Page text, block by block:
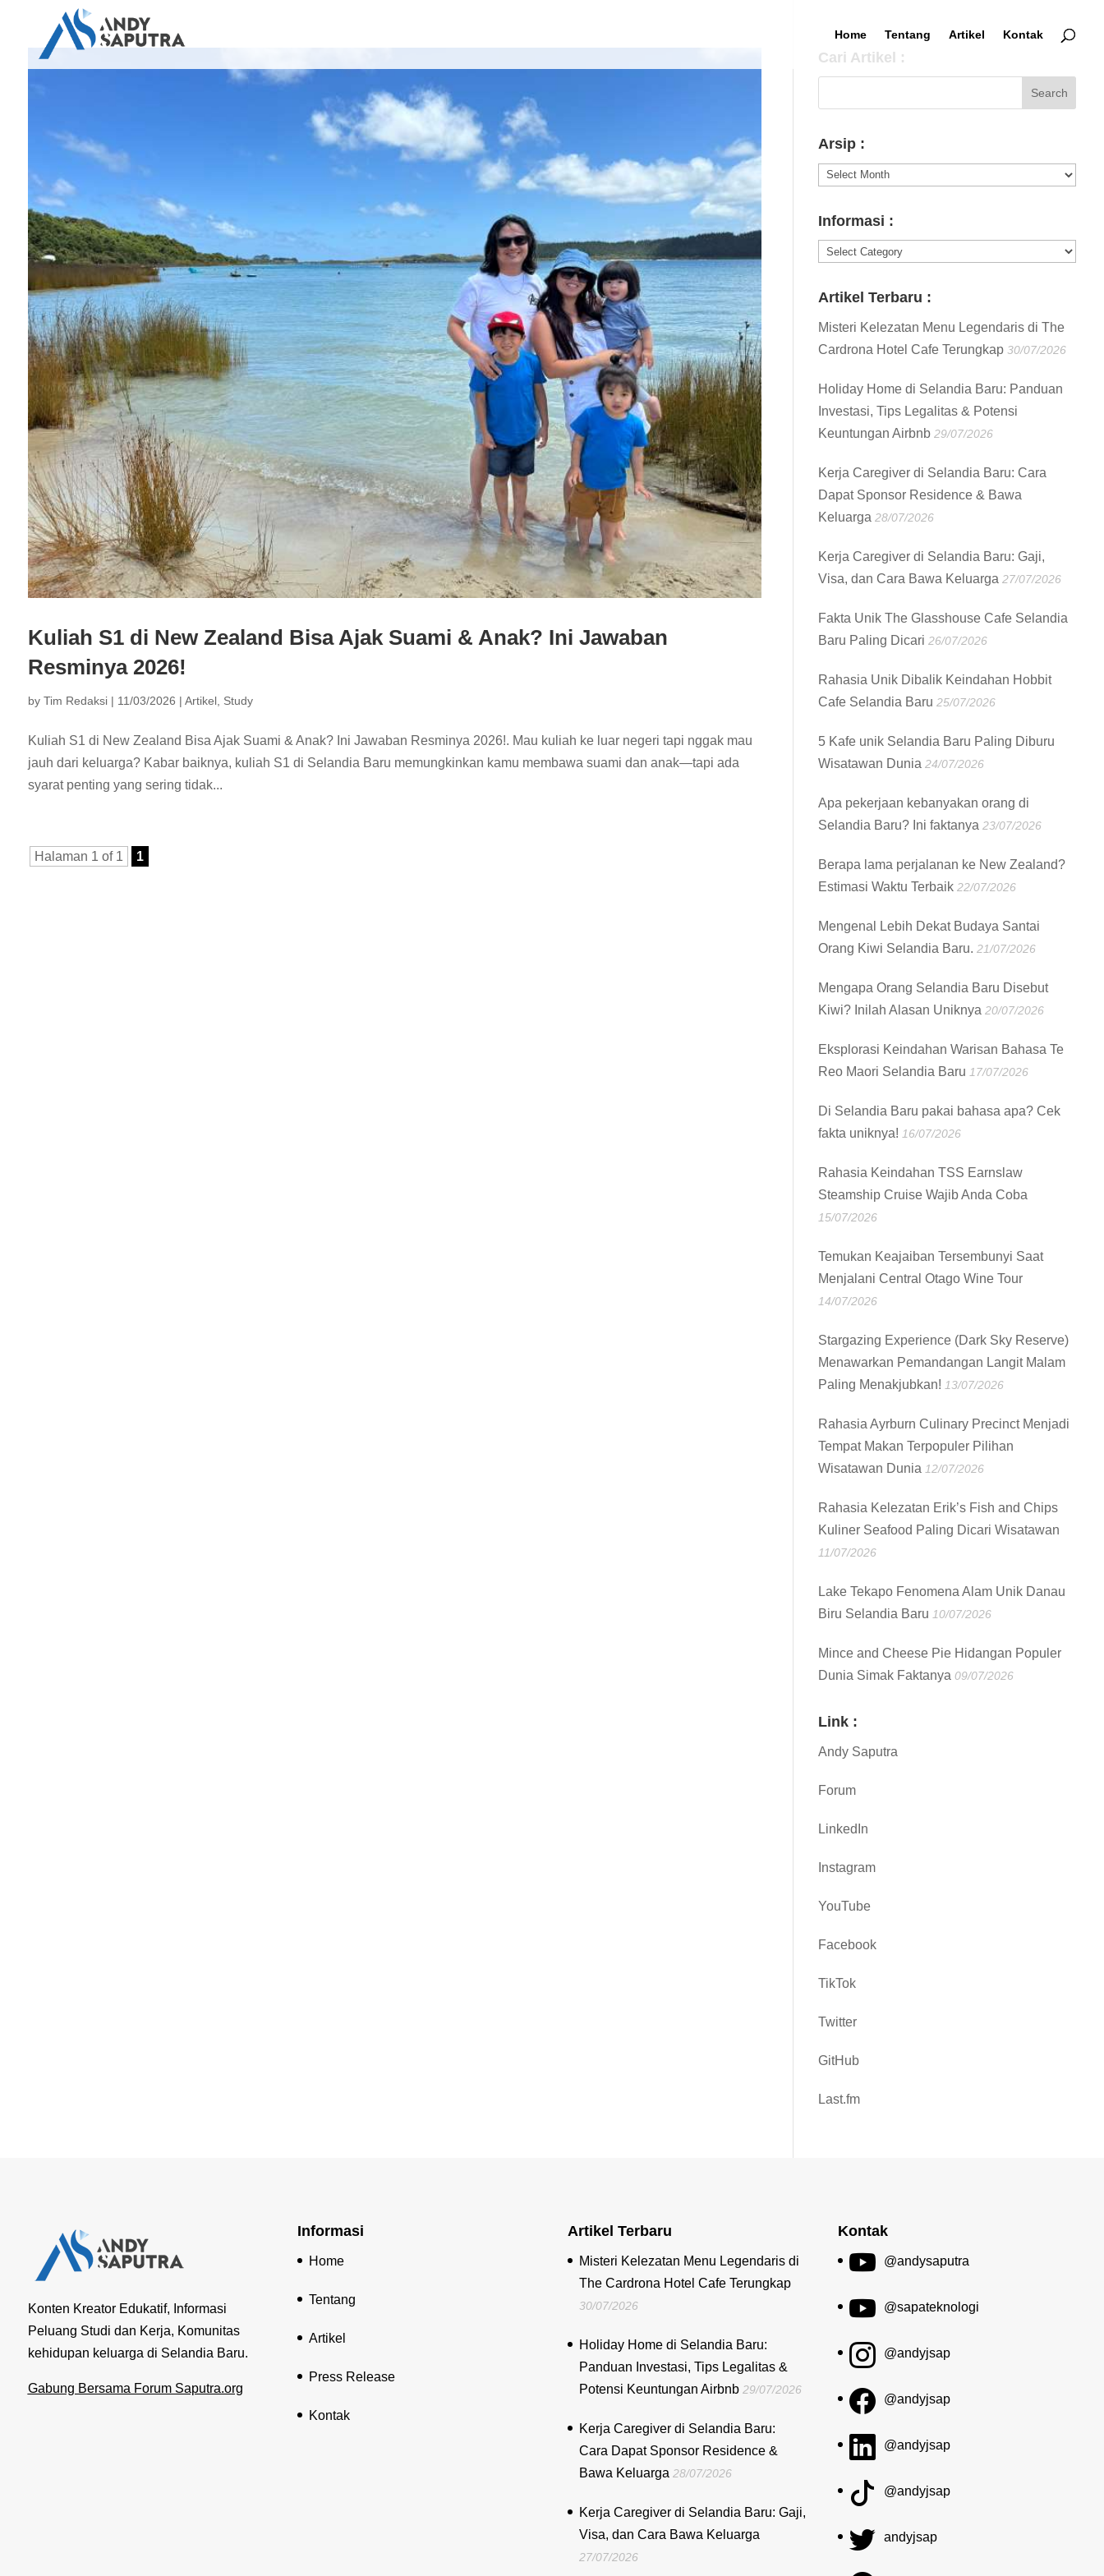
Home Tentang Artikel Kontak
Kuliah S1 di New Zealand Bisa Ajak Suami & Anak? Ini Jawaban
Resminya 2026!
by Tim Redaksi| 11/03/2026 | Artikel, Study
Kuliah S1 di New Zealand Bisa Ajak Suami & Anak? Ini Jawaban Resminya 2026!. Mau kuliah ke luar negeri tapi nggak mau
jauh dari keluarga? Kabar baiknya, kuliah S1 di Selandia Baru memungkinkan kamu membawa suami dan anak—tapi ada
syarat penting yang sering tidak...
Halaman 1 of 1 1
Cari Artikel :
Arsip :
Arsip
Informasi :
Informasi
Artikel Terbaru :
Misteri Kelezatan Menu Legendaris di The
Cardrona Hotel Cafe Terungkap 30/07/2026
Holiday Home di Selandia Baru: Panduan
Investasi, Tips Legalitas & Potensi
Keuntungan Airbnb 29/07/2026
Kerja Caregiver di Selandia Baru: Cara
Dapat Sponsor Residence & Bawa
Keluarga 28/07/2026
Kerja Caregiver di Selandia Baru: Gaji,
Visa, dan Cara Bawa Keluarga 27/07/2026
Fakta Unik The Glasshouse Cafe Selandia
Baru Paling Dicari 26/07/2026
Rahasia Unik Dibalik Keindahan Hobbit
Cafe Selandia Baru 25/07/2026
5 Kafe unik Selandia Baru Paling Diburu
Wisatawan Dunia 24/07/2026
Apa pekerjaan kebanyakan orang di
Selandia Baru? Ini faktanya 23/07/2026
Berapa lama perjalanan ke New Zealand?
Estimasi Waktu Terbaik 22/07/2026
Mengenal Lebih Dekat Budaya Santai
Orang Kiwi Selandia Baru. 21/07/2026
Mengapa Orang Selandia Baru Disebut
Kiwi? Inilah Alasan Uniknya 20/07/2026
Eksplorasi Keindahan Warisan Bahasa Te
Reo Maori Selandia Baru 17/07/2026
Di Selandia Baru pakai bahasa apa? Cek
fakta uniknya! 16/07/2026
Rahasia Keindahan TSS Earnslaw
Steamship Cruise Wajib Anda Coba
15/07/2026
Temukan Keajaiban Tersembunyi Saat
Menjalani Central Otago Wine Tour
14/07/2026
Stargazing Experience (Dark Sky Reserve)
Menawarkan Pemandangan Langit Malam
Paling Menakjubkan! 13/07/2026
Rahasia Ayrburn Culinary Precinct Menjadi
Tempat Makan Terpopuler Pilihan
Wisatawan Dunia 12/07/2026
Rahasia Kelezatan Erik’s Fish and Chips
Kuliner Seafood Paling Dicari Wisatawan
11/07/2026
Lake Tekapo Fenomena Alam Unik Danau
Biru Selandia Baru 10/07/2026
Mince and Cheese Pie Hidangan Populer
Dunia Simak Faktanya 09/07/2026
Link :
Andy Saputra
Forum
LinkedIn
Instagram
YouTube
Facebook
TikTok
Twitter
GitHub
Last.fm
Konten Kreator Edukatif, Informasi
Peluang Studi dan Kerja, Komunitas
kehidupan keluarga di Selandia Baru.
Gabung Bersama Forum Saputra.org
Informasi
Home
Tentang
Artikel
Press Release
Kontak
Artikel Terbaru
Misteri Kelezatan Menu Legendaris di
The Cardrona Hotel Cafe Terungkap
30/07/2026
Holiday Home di Selandia Baru:
Panduan Investasi, Tips Legalitas &
Potensi Keuntungan Airbnb 29/07/2026
Kerja Caregiver di Selandia Baru:
Cara Dapat Sponsor Residence &
Bawa Keluarga 28/07/2026
Kerja Caregiver di Selandia Baru: Gaji,
Visa, dan Cara Bawa Keluarga
27/07/2026
Kontak
@andysaputra
@sapateknologi
@andyjsap
@andyjsap
@andyjsap
@andyjsap
andyjsap